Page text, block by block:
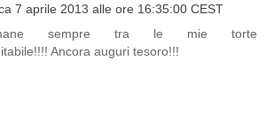
7 aprile 2013 alle ore 16:35:00 CEST
sempre tra le mie torte
Ancora auguri tesoro!!!